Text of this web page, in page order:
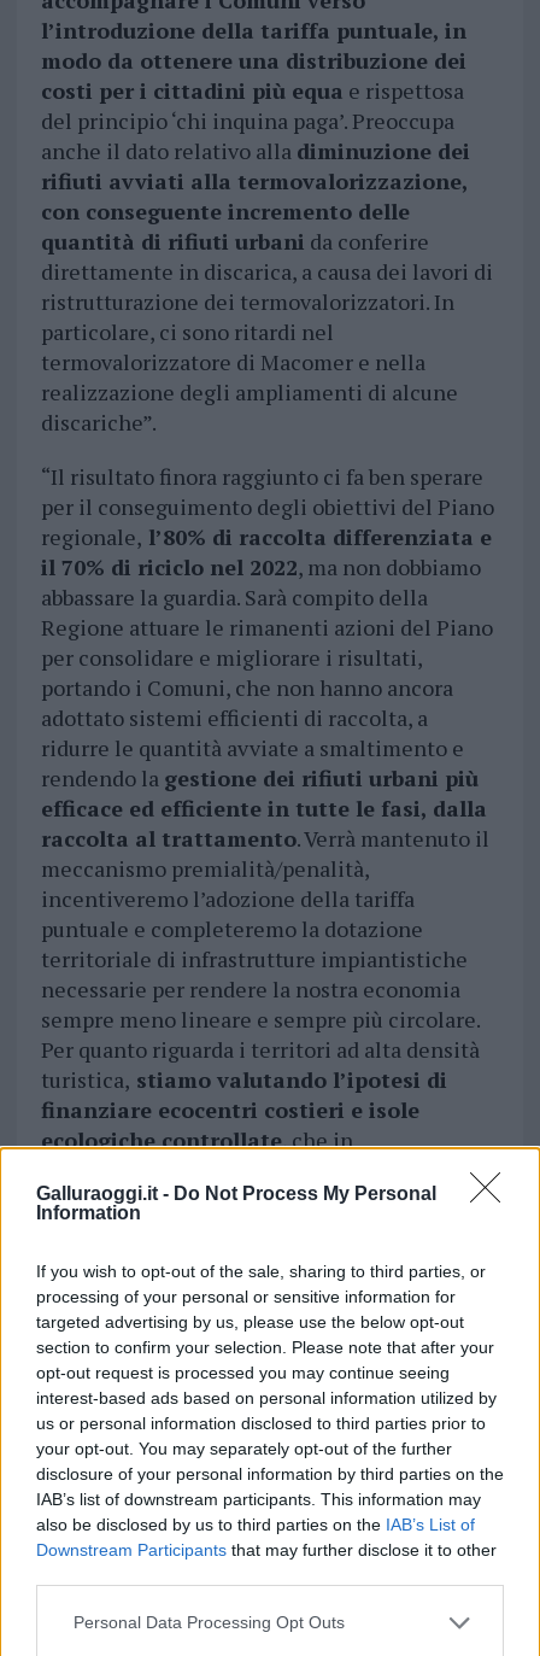
Galluraoggi.it - Do Not Process My Personal
Information
If you wish to opt-out of the sale, sharing to third parties, or
processing of your personal or sensitive information for
targeted advertising by us, please use the below opt-out
section to confirm your selection. Please note that after your
opt-out request is processed you may continue seeing
interest-based ads based on personal information utilized by
us or personal information disclosed to third parties prior to
your opt-out. You may separately opt-out of the further
disclosure of your personal information by third parties on the
IAB’s list of downstream participants. This information may
also be disclosed by us to third parties on the IAB’s List of
Downstream Participants that may further disclose it to other
Please note that this website/app uses one or more Google
Personal Data Processing Opt Outs
l’introduzione della tariffa puntuale, in
modo da ottenere una distribuzione dei
costi per i cittadini più equa e rispettosa
del principio ‘chi inquina paga’. Preoccupa
anche il dato relativo alla diminuzione dei
rifiuti avviati alla termovalorizzazione,
con conseguente incremento delle
quantità di rifiuti urbani da conferire
direttamente in discarica, a causa dei lavori di
ristrutturazione dei termovalorizzatori. In
particolare, ci sono ritardi nel
termovalorizzatore di Macomer e nella
realizzazione degli ampliamenti di alcune
discariche”.
“Il risultato finora raggiunto ci fa ben sperare
per il conseguimento degli obiettivi del Piano
regionale, l’80% di raccolta differenziata e
il 70% di riciclo nel 2022, ma non dobbiamo
abbassare la guardia. Sarà compito della
Regione attuare le rimanenti azioni del Piano
per consolidare e migliorare i risultati,
portando i Comuni, che non hanno ancora
adottato sistemi efficienti di raccolta, a
ridurre le quantità avviate a smaltimento e
rendendo la gestione dei rifiuti urbani più
efficace ed efficiente in tutte le fasi, dalla
raccolta al trattamento. Verrà mantenuto il
meccanismo premialità/penalità,
incentiveremo l’adozione della tariffa
puntuale e completeremo la dotazione
territoriale di infrastrutture impiantistiche
necessarie per rendere la nostra economia
sempre meno lineare e sempre più circolare.
Per quanto riguarda i territori ad alta densità
turistica, stiamo valutando l’ipotesi di
finanziare ecocentri costieri e isole
ecologiche controllate, che in
contribuire a migliorare le percentuali della
l’esponente della Giunta Solinas.